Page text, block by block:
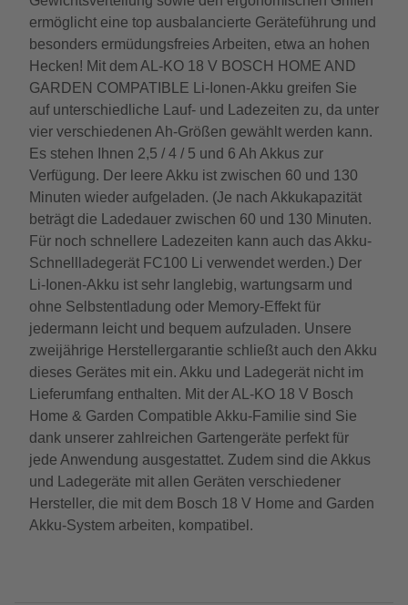
ermöglicht eine top ausbalancierte Geräteführung und
besonders ermüdungsfreies Arbeiten, etwa an hohen
Hecken! Mit dem AL-KO 18 V BOSCH HOME AND
GARDEN COMPATIBLE Li-Ionen-Akku greifen Sie
auf unterschiedliche Lauf- und Ladezeiten zu, da unter
vier verschiedenen Ah-Größen gewählt werden kann.
Es stehen Ihnen 2,5 / 4 / 5 und 6 Ah Akkus zur
Verfügung. Der leere Akku ist zwischen 60 und 130
Minuten wieder aufgeladen. (Je nach Akkukapazität
beträgt die Ladedauer zwischen 60 und 130 Minuten.
Für noch schnellere Ladezeiten kann auch das Akku-
Schnellladegerät FC100 Li verwendet werden.) Der
Li-Ionen-Akku ist sehr langlebig, wartungsarm und
ohne Selbstentladung oder Memory-Effekt für
jedermann leicht und bequem aufzuladen. Unsere
zweijährige Herstellergarantie schließt auch den Akku
dieses Gerätes mit ein. Akku und Ladegerät nicht im
Lieferumfang enthalten. Mit der AL-KO 18 V Bosch
Home & Garden Compatible Akku-Familie sind Sie
dank unserer zahlreichen Gartengeräte perfekt für
jede Anwendung ausgestattet. Zudem sind die Akkus
und Ladegeräte mit allen Geräten verschiedener
Hersteller, die mit dem Bosch 18 V Home and Garden
Akku-System arbeiten, kompatibel.